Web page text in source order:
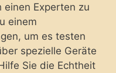
einen Experten zu
einem
um es testen
spezielle Geräte
Sie die Echtheit